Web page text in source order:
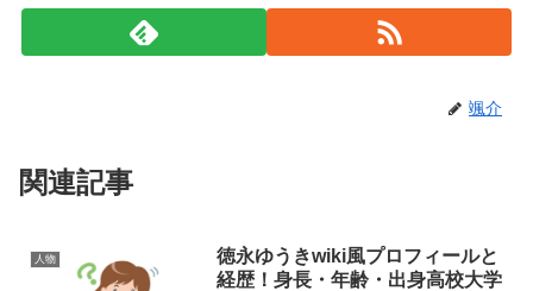
颯介
関連記事
人物
徳永ゆうきwiki風プロフィールと
経歴！身長・年齢・出身高校大学